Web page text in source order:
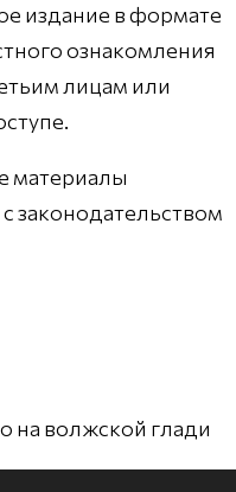
издание в формате
ознакомления
лицам или
материалы
законодательством
на волжской глади